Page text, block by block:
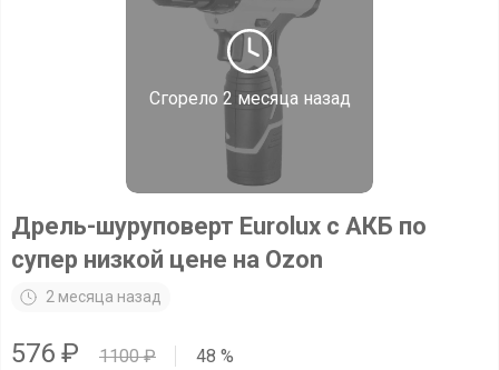
Сгорело 2 месяца назад
Дрель-шуруповерт Eurolux с АКБ по
супер низкой цене на Ozon
2 месяца назад
576 ₽ 1100₽ 48 %